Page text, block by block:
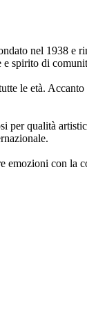
nel 1938 e
e spirito di
le età.
per qualità
emozioni con la